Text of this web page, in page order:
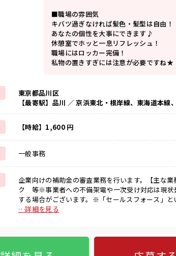
■職場の雰囲気
キバツ過ぎなければ髪色・髪型は自由！
あなたの個性を大事にできます♪
休憩室でホッと一息リフレッシュ！
職場にはロッカー完備！
私物の置きすぎには注意が必要ですね★
東京都品川区
【最寄駅】品川 ／ 京浜東北・根岸線、東海道本線
【時給】1,600 円
一般事務
企業向けの補助金の審査業務を行います。【主な
ク 等※事業者への不備架電や一次受け対応は現状
する場合がございます。※「セールスフォース」
ータを確認します。初めての方でも研修でしっかり
もUP≫ 派手過ぎなければ髪型や髪色自由♪ (規定
ンジするのは不安だけど、 しっかり働く環境が整
…詳細を見る